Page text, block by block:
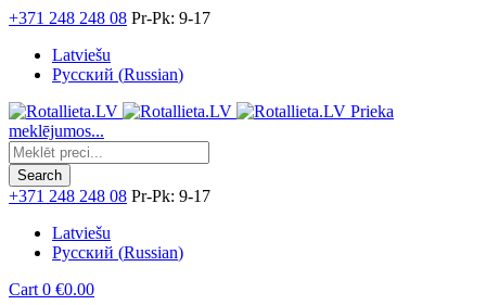
+371 248 248 08 Pr-Pk: 9-17
Latviešu
Русский (Russian)
Prieka
meklējumos...
+371 248 248 08 Pr-Pk: 9-17
Latviešu
Русский (Russian)
Cart 0 €0.00